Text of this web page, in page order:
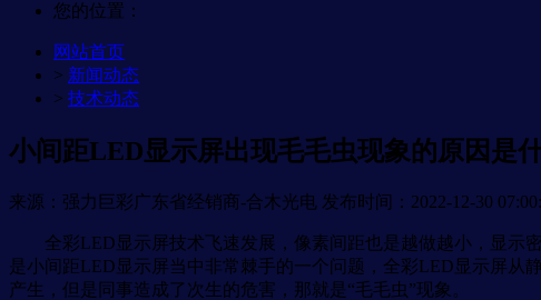
您的位置：
网站首页
> 新闻动态
> 技术动态
小间距LED显示屏出现毛毛虫现象的原因是
来源：强力巨彩广东省经销商-合木光电 发布时间：2022-12-30
全彩LED显示屏技术飞速发展，像素间距也是越做越小，显示密
是小间距LED显示屏当中非常棘手的一个问题，全彩LED显示屏从
产生，但是同事造成了次生的危害，那就是“毛毛虫”现象。